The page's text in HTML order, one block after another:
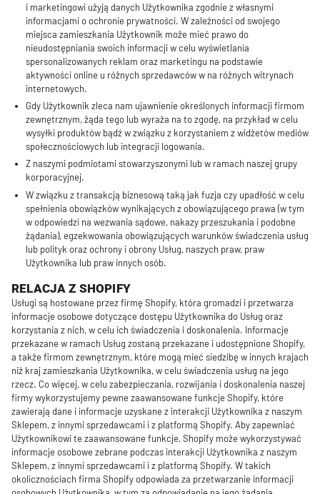
i marketingowi użyją danych Użytkownika zgodnie z własnymi
informacjami o ochronie prywatności. W zależności od swojego
miejsca zamieszkania Użytkownik może mieć prawo do
nieudostępniania swoich informacji w celu wyświetlania
spersonalizowanych reklam oraz marketingu na podstawie
aktywności online u różnych sprzedawców w na różnych witrynach
internetowych.
Gdy Użytkownik zleca nam ujawnienie określonych informacji firmom
zewnętrznym, żąda tego lub wyraża na to zgodę, na przykład w celu
wysyłki produktów bądź w związku z korzystaniem z widżetów mediów
społecznościowych lub integracji logowania.
Z naszymi podmiotami stowarzyszonymi lub w ramach naszej grupy
korporacyjnej.
W związku z transakcją biznesową taką jak fuzja czy upadłość w celu
spełnienia obowiązków wynikających z obowiązującego prawa (w tym
w odpowiedzi na wezwania sądowe, nakazy przeszukania i podobne
żądania), egzekwowania obowiązujących warunków świadczenia usług
lub polityk oraz ochrony i obrony Usług, naszych praw, praw
Użytkownika lub praw innych osób.
RELACJA Z SHOPIFY
Usługi są hostowane przez firmę Shopify, która gromadzi i przetwarza
informacje osobowe dotyczące dostępu Użytkownika do Usług oraz
korzystania z nich, w celu ich świadczenia i doskonalenia. Informacje
przekazane w ramach Usług zostaną przekazane i udostępnione Shopify,
a także firmom zewnętrznym, które mogą mieć siedzibę w innych krajach
niż kraj zamieszkania Użytkownika, w celu świadczenia usług na jego
rzecz. Co więcej, w celu zabezpieczania, rozwijania i doskonalenia naszej
firmy wykorzystujemy pewne zaawansowane funkcje Shopify, które
zawierają dane i informacje uzyskane z interakcji Użytkownika z naszym
Sklepem, z innymi sprzedawcami i z platformą Shopify. Aby zapewniać
Użytkownikowi te zaawansowane funkcje, Shopify może wykorzystywać
informacje osobowe zebrane podczas interakcji Użytkownika z naszym
Sklepem, z innymi sprzedawcami i z platformą Shopify. W takich
okolicznościach firma Shopify odpowiada za przetwarzanie informacji